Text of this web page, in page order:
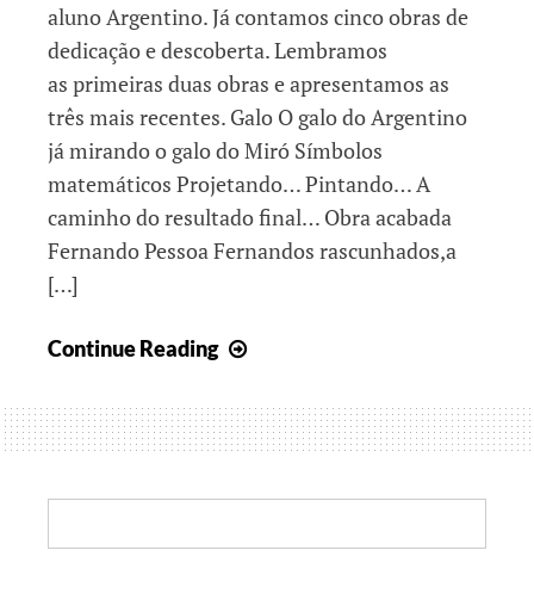
aluno Argentino. Já contamos cinco obras de
dedicação e descoberta. Lembramos
as primeiras duas obras e apresentamos as
três mais recentes. Galo O galo do Argentino
já mirando o galo do Miró Símbolos
matemáticos Projetando… Pintando… A
caminho do resultado final… Obra acabada
Fernando Pessoa Fernandos rascunhados,a
[…]
Continue Reading
de
desenho
pintura